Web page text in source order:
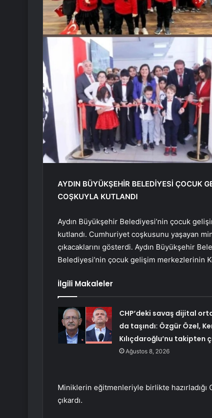
AYDIN ​​BÜYÜKŞEHİR BELEDİYESİ ÇOCUK
COŞKUYLA KUTLANDI
Aydın Büyükşehir Belediyesi’nin çocuk
kutlandı. Cumhuriyet coşkusunu yaşayan
çıkacaklarını gösterdi. Aydın Büyükşehir
Belediyesi’nin çocuk gelişim merkezlerinin
İlgili Makaleler
CHP’deki savaş dijital
da taşındı: Özgür Özel,
Kılıçdaroğlu’nu takipten
Ağustos 8, 2026
Miniklerin eğitmenleriyle birlikte hazırladığı
çıkardı.